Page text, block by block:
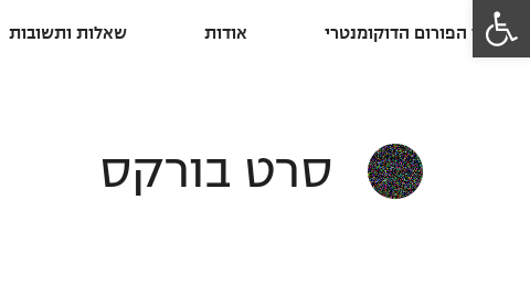
פתח סרגל נגישות
פרסי הפורום הדוקומנטרי אודות שאלות ותשובות
סרט בורקס